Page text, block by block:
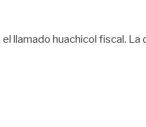
llamado huachicol fiscal. La